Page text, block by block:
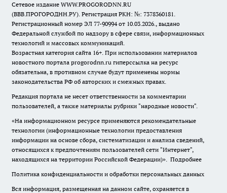
Сетевое издание WWW.PROGORODNN.RU
(ВВВ.ПРОГОРОДНН.РУ). Регистрация РКН: №: 7378360181.
Регистрационный номер ЭЛ 77-90994 от 10.03.2026., выдано
Федеральной службой по надзору в сфере связи, информационных
технологий и массовых коммуникаций.
Возрастная категория сайта 16+. При использовании материалов
новостного портала progorodnn.ru гиперссылка на ресурс
обязательна, в противном случае будут применены нормы
законодательства РФ об авторских и смежных правах.
Редакция портала не несет ответственности за комментарии
пользователей, а также материалы рубрики "народные новости".
«На информационном ресурсе применяются рекомендательные
технологии (информационные технологии предоставления
информации на основе сбора, систематизации и анализа сведений,
относящихся к предпочтениям пользователей сети "Интернет",
находящихся на территории Российской Федерации)». Подробнее
Политика конфиденциальности и обработки персональных данных
Вся информация, размещенная на данном сайте, охраняется в